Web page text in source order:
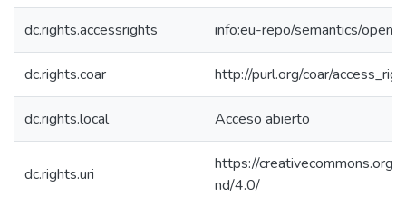
dc.rights.accessrights info:eu-repo/semantics/
dc.rights.coar http://purl.org/coar/
dc.rights.local Acceso abierto
dc.rights.uri
https://creativecommons.org/
nd/4.0/